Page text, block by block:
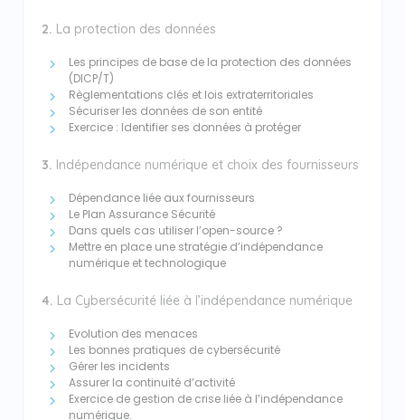
2. La protection des données
Les principes de base de la protection des données
(DICP/T)
Règlementations clés et lois extraterritoriales
Sécuriser les données de son entité
Exercice : Identifier ses données à protéger
3. Indépendance numérique et choix des fournisseurs
Dépendance liée aux fournisseurs
Le Plan Assurance Sécurité
Dans quels cas utiliser l’open-source ?
Mettre en place une stratégie d’indépendance
numérique et technologique
4. La Cybersécurité liée à l’indépendance numérique
Evolution des menaces
Les bonnes pratiques de cybersécurité
Gérer les incidents
Assurer la continuité d’activité
Exercice de gestion de crise liée à l’indépendance
numérique.